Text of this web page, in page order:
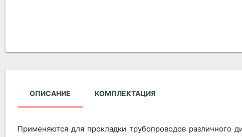
ОПИСАНИЕ КОМПЛЕКТАЦИЯ
Применяются для прокладки трубопроводов различного